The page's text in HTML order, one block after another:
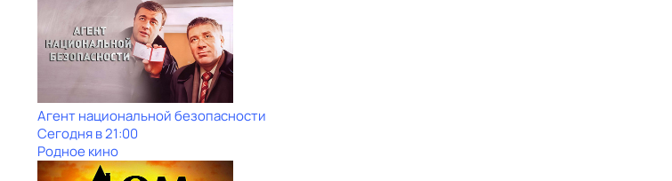
Агент национальной безопасности
Сегодня в 21:00
Родное кино